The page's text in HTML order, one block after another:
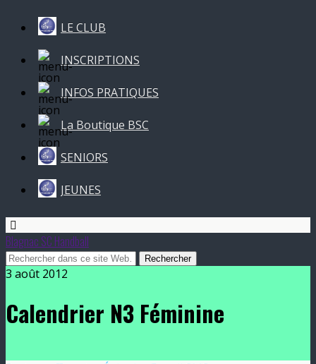
LE CLUB
INSCRIPTIONS
INFOS PRATIQUES
La Boutique BSC
SENIORS
JEUNES
Blagnac SC Handball
3 août 2012
Calendrier N3 Féminine